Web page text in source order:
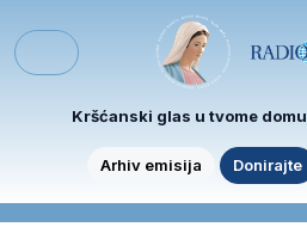
Menu
Kršćanski glas u tvome domu
Arhiv emisija Donirajte